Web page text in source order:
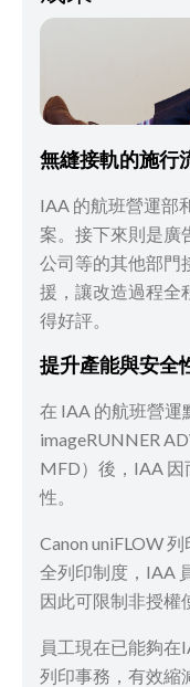
無縫接軌的施行
IAA 的航班營運部
案。接下來則是廣
公司等的其他部門
援，讓改造過程全
得好評。
提升產能與安全
在 IAA 的航班營運
imageRUNNER
MFD）後，IAA 因
性。
Canon uniFLOW
全列印制度，IAA
因此可限制非授權
員工現在已能夠
列印事務，有效縮